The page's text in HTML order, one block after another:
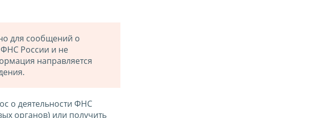
для сообщений о
России и не
направляется
о деятельности ФНС
органов) или получить